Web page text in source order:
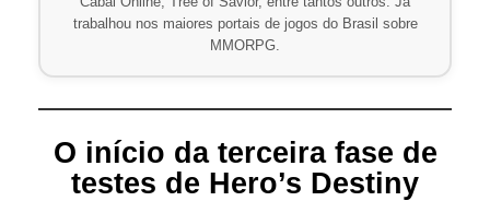
trabalhou nos maiores portais de jogos do Brasil sobre
MMORPG.
O início da terceira fase de
testes de Hero’s Destiny